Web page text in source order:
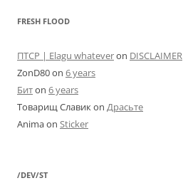
FRESH FLOOD
ПТСР | Elagu whateveron DISCLAIMER
ZonD80on 6 years
Битon 6 years
Товарищ Славикon Драсьте
Animaon Sticker
/DEV/ST